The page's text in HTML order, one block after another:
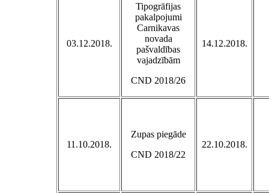
03.12.2018.
Tipogrāfijas
pakalpojumi
Carnikavas
novada
pašvaldības
vajadzībām
CND 2018/26
14.12.2018.
11.10.2018.
Zupas piegāde
CND 2018/22
22.10.2018.